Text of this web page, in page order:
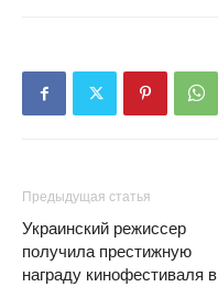
Предыдущая статья
Украинский режиссер
получила престижную
награду кинофестиваля в